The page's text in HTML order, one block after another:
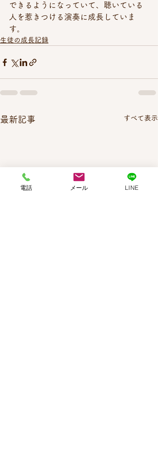
できるようになっていて、聴いている
人を惹きつける演奏に成長していま
す。
生徒の成長記録
最新記事 すべて表示
電話 メール LINE